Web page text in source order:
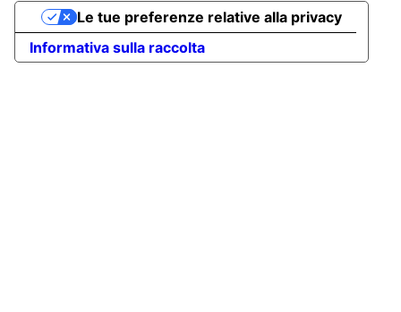
Informativa sulla raccolta
Le tue preferenze relative alla privacy